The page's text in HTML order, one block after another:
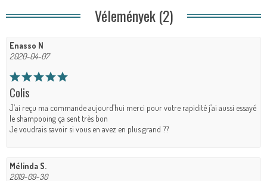
Vélemények (2)
Enasso N
2020-04-07
Colis
J’ai reçu ma commande aujourd’hui merci pour votre rapidité j’ai aussi essayé
le shampooing ça sent très bon
Je voudrais savoir si vous en avez en plus grand ??
Mélinda S.
2019-09-30